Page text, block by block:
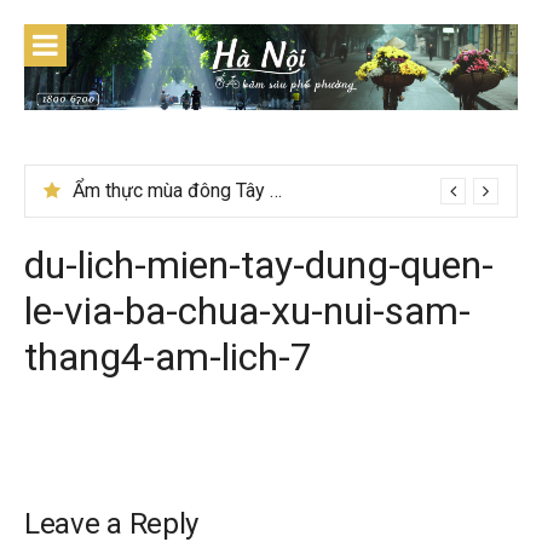
content
Ẩm thực mùa đông Tây Bắc có gì đặc biệt
Lễ 2/9 có phải mùa du lịch Hà Giang đẹp không?
du-lich-mien-tay-dung-quen-
le-via-ba-chua-xu-nui-sam-
thang4-am-lich-7
Leave a Reply